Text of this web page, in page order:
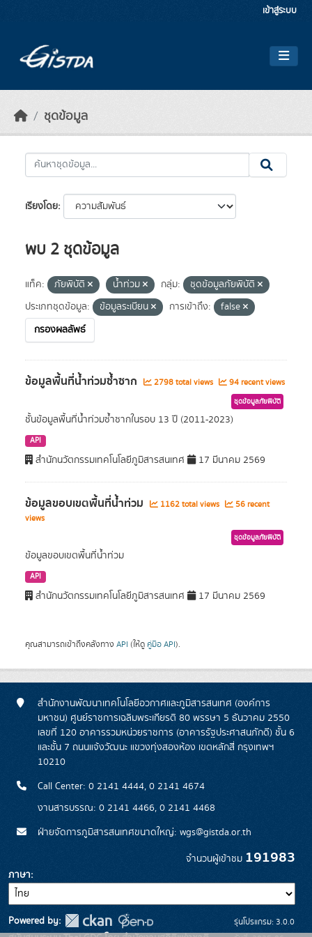
เข้าสู่ระบบ
ชุดข้อมูล
เรียงโดย
พบ 2 ชุดข้อมูล
แท็ค: ภัยพิบัติ น้ำท่วม กลุ่ม:
ชุดข้อมูลภัยพิบัติ
ประเภทชุดข้อมูล:
ข้อมูลระเบียน การเข้าถึง:
false
กรองผลลัพธ์
ข้อมูลพื้นที่น้ำท่วมซ้ำซาก 2798 total views 94 recent views
ชุดข้อมูลภัยพิบัติ
ชั้นข้อมูลพื้นที่น้ำท่วมซ้ำซากในรอบ 13 ปี (2011-2023)
API
สำนักนวัตกรรมเทคโนโลยีภูมิสารสนเทศ 17 มีนาคม 2569
ข้อมูลขอบเขตพื้นที่น้ำท่วม 1162 total views
56 recent
views
ชุดข้อมูลภัยพิบัติ
ข้อมูลขอบเขตพื้นที่น้ำท่วม
API
สำนักนวัตกรรมเทคโนโลยีภูมิสารสนเทศ 17 มีนาคม 2569
คุณสามารถเข้าถึงคลังทาง API (ให้ดู คู่มือ API).
สำนักงานพัฒนาเทคโนโลยีอวกาศและภูมิสารสนเทศ (องค์การ
มหาชน) ศูนย์ราชการเฉลิมพระเกียรติ 80 พรรษา 5 ธันวาคม 2550
เลขที่ 120 อาคารรวมหน่วยราชการ (อาคารรัฐประศาสนภักดี) ชั้น 6
และชั้น 7 ถนนแจ้งวัฒนะ แขวงทุ่งสองห้อง เขตหลักสี่ กรุงเทพฯ
10210
Call Center: 0 2141 4444, 0 2141 4674
งานสารบรรณ: 0 2141 4466, 0 2141 4468
ฝ่ายจัดการภูมิสารสนเทศขนาดใหญ่: wgs@gistda.or.th
จำนวนผู้เข้าชม 191983
ภาษา
Powered by:
รุ่นโปรแกรม: 3.0.0